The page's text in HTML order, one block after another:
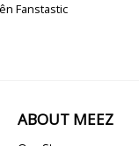
Fanstastic
ABOUT MEEZ